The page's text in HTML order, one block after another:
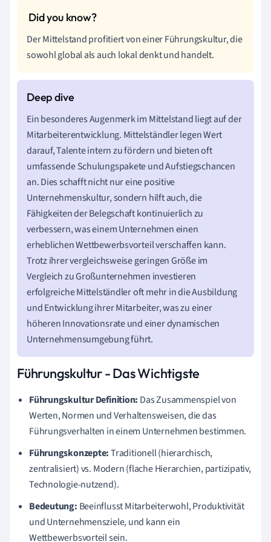
Der Mittelstand profitiert von einer Führungskultur, die
sowohl global als auch lokal denkt und handelt.
Ein besonderes Augenmerk im Mittelstand liegt auf der
Mitarbeiterentwicklung. Mittelständler legen Wert
darauf, Talente intern zu fördern und bieten oft
umfassende Schulungspakete und Aufstiegschancen
an. Dies schafft nicht nur eine positive
Unternehmenskultur, sondern hilft auch, die
Fähigkeiten der Belegschaft kontinuierlich zu
verbessern, was einem Unternehmen einen
erheblichen Wettbewerbsvorteil verschaffen kann.
Trotz ihrer vergleichsweise geringen Größe im
Vergleich zu Großunternehmen investieren
erfolgreiche Mittelständler oft mehr in die Ausbildung
und Entwicklung ihrer Mitarbeiter, was zu einer
höheren Innovationsrate und einer dynamischen
Unternehmensumgebung führt.
Führungskultur - Das Wichtigste
Führungskultur Definition: Das Zusammenspiel von
Werten, Normen und Verhaltensweisen, die das
Führungsverhalten in einem Unternehmen bestimmen.
Führungskonzepte:Traditionell (hierarchisch,
zentralisiert) vs. Modern (flache Hierarchien, partizipativ,
Technologie-nutzend).
Bedeutung: Beeinflusst Mitarbeiterwohl, Produktivität
und Unternehmensziele, und kann ein
Wettbewerbsvorteil sein.